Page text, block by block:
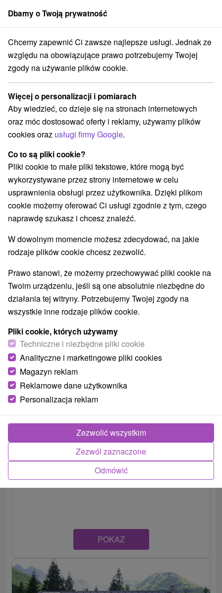
członek grupySorger
Atrakcje na Słowacji Chaty górskie Západné Tatry
Chaty górskie Západné Tatry
Kategorie
Wszystkie kategorie
Aquaparki, baseny(3)
Túry a turistické chodníky (3) Ośrodek narciarski
Chaty górskie Skanseny
Loty widokowe i rejsy wycieczkowe(1)
Wieże obserwacyjne i chodniki(1)
Areny laserowe i paintball(1)
Ośrodki i miasteczka dziecięce(1)
Jeziora, jeziora, zbiorniki wodne(1)
Kościoły drewniane
Zabytki techniki(1) Atrakcje dla dzieci(9) Tarcze(12)
Muzea i galerie(1) Atrakcje turystyczne
Wsie i miasta
Zuberec (1) Žiar(1)
Domek Zverovka
Žilinský kraj -Zuberec
POKAZ
Dbamy o Twoją prywatność
Chcemy zapewnić Ci zawsze najlepsze usługi. Jednak ze
względu na obowiązujące prawo potrzebujemy Twojej
zgody na używanie plików cookie.
Więcej o personalizacji i pomiarach
Aby wiedzieć, co dzieje się na stronach internetowych
oraz móc dostosować oferty i reklamy, używamy plików
cookies oraz usługi firmy Google.
Co to są pliki cookie?
Pliki cookie to małe pliki tekstowe, które mogą być
wykorzystywane przez strony internetowe w celu
usprawnienia obsługi przez użytkownika. Dzięki plikom
cookie możemy oferować Ci usługi zgodnie z tym, czego
naprawdę szukasz i chcesz znaleźć.
W dowolnym momencie możesz zdecydować, na jakie
rodzaje plików cookie chcesz zezwolić.
Prawo stanowi, że możemy przechowywać pliki cookie na
Twoim urządzeniu, jeśli są one absolutnie niezbędne do
działania tej witryny. Potrzebujemy Twojej zgody na
wszystkie inne rodzaje plików cookie.
Pliki cookie, których używamy
Techniczne i niezbędne pliki cookie
Analityczne i marketingowe pliki cookies
Magazyn reklam
Reklamowe dane użytkownika
Personalizacja reklam
Odmówić
Zezwól zaznaczone
Zezwolić wszystkim